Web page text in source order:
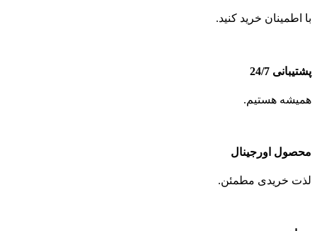
با اطمینان خرید کنید.
پشتیبانی 24/7
همیشه هستیم.
محصول اورجینال
لذت خریدی مطمئن.